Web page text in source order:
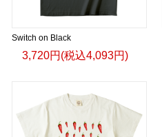
Switch on Black
3,720円(税込4,093円)